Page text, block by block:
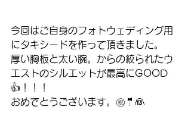
今回はご自身のフォトウェディング用
にタキシードを作って頂きました。
厚い胸板と太い腕。からの絞られたウ
エストのシルエットが最高にGOOD
👍！！！
おめでとうございます。㊗️🤵👰